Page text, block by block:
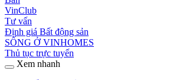
VinClub
Tư vấn
Định giá Bất động sản
SỐNG Ở VINHOMES
Thủ tục trực tuyến
Xem nhanh